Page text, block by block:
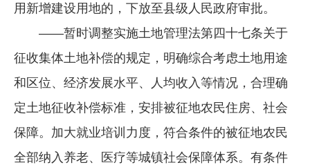
用新增建设用地的，下放至县级人民政府审批。
——暂时调整实施土地管理法第四十七条关于
征收集体土地补偿的规定，明确综合考虑土地用途
和区位、经济发展水平、人均收入等情况，合理确
定土地征收补偿标准，安排被征地农民住房、社会
保障。加大就业培训力度，符合条件的被征地农民
全部纳入养老、医疗等城镇社会保障体系。有条件